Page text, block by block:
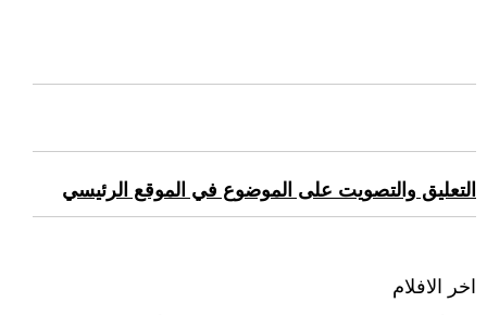
التعليق والتصويت على الموضوع في الموقع الرئيسي
اخر الافلام